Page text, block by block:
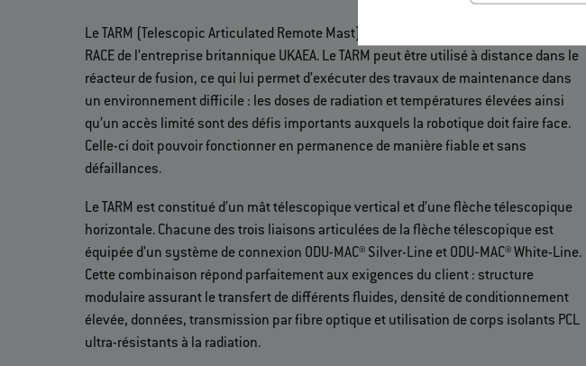
Le TARM (Telescopic Articulated Remote Mast) est situé dans l’installation d’essai
RACE de l’entreprise britannique UKAEA. Le TARM peut être utilisé à distance dans le
réacteur de fusion, ce qui lui permet d’exécuter des travaux de maintenance dans
un environnement difficile : les doses de radiation et températures élevées ainsi
qu’un accès limité sont des défis importants auxquels la robotique doit faire face.
Celle-ci doit pouvoir fonctionner en permanence de manière fiable et sans
défaillances.
Le TARM est constitué d’un mât télescopique vertical et d’une flèche télescopique
horizontale. Chacune des trois liaisons articulées de la flèche télescopique est
équipée d’un système de connexion ODU-MAC® Silver-Line et ODU‐MAC® White-Line.
Cette combinaison répond parfaitement aux exigences du client : structure
modulaire assurant le transfert de différents fluides, densité de conditionnement
élevée, données, transmission par fibre optique et utilisation de corps isolants PCL
ultra-résistants à la radiation.